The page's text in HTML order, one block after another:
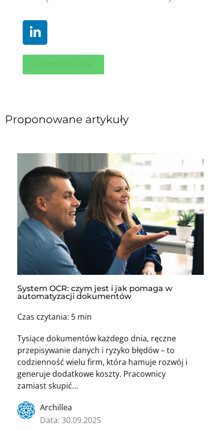
Skontaktuj się
Proponowane artykuły
System OCR: czym jest i jak pomaga w
automatyzacji dokumentów
Czas czytania: 5 min
Tysiące dokumentów każdego dnia, ręczne
przepisywanie danych i ryzyko błędów – to
codzienność wielu firm, która hamuje rozwój i
generuje dodatkowe koszty. Pracownicy
zamiast skupić…
Archillea
Data: 30.09.2025